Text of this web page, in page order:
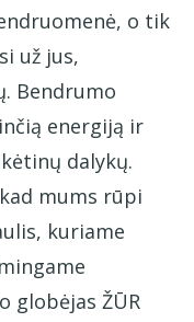
o tik
už jus,
Bendrumo
energiją ir
dalykų.
mums rūpi
kuriame
globėjas ŽŪR